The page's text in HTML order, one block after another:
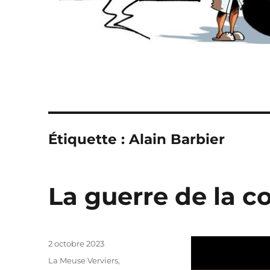
Étiquette :Alain Barbier
La guerre de la
Publié
2 octobre 2023
Catégories
La Meuse Verviers,